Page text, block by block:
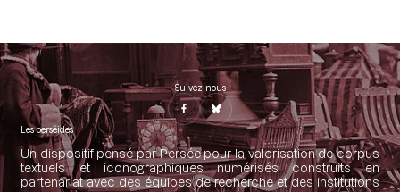
Suivez-nous
Les perséides
Un dispositif pensé par Persée pour la valorisation de corpus
textuels et iconographiques numérisés construits en
partenariat avec des équipes de recherche et des institutions